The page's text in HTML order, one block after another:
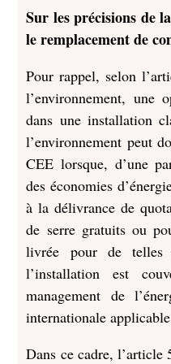
Sur les précisions de
le remplacement de
Pour rappel, selon
l’environnement, une
dans une installation
l’environnement peut
CEE lorsque, d’une
des économies
à la délivrance de
de serre gratuits ou
livrée pour de telles
l’installation est
management de
internationale
Dans ce cadre, l’article